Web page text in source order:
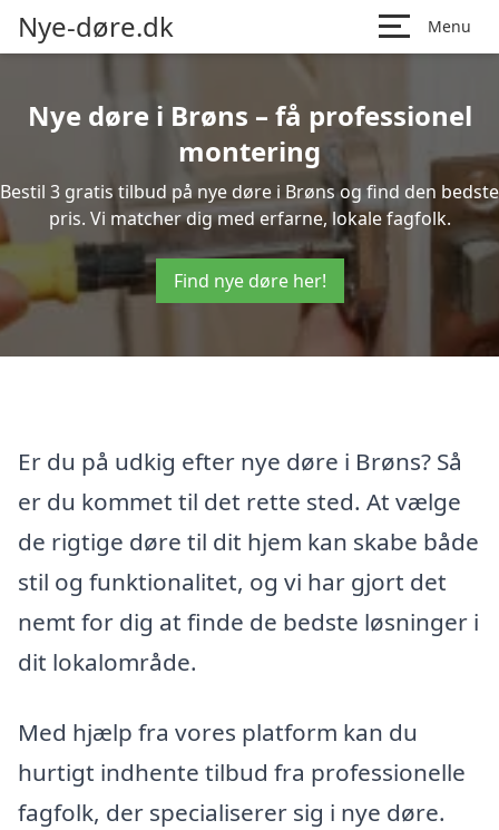
Nye-døre.dk Menu
Nye døre i Brøns – få professionel
montering
Bestil 3 gratis tilbud på nye døre i Brøns og find den bedste
pris. Vi matcher dig med erfarne, lokale fagfolk.
Find nye døre her!
Er du på udkig efter nye døre i Brøns? Så
er du kommet til det rette sted. At vælge
de rigtige døre til dit hjem kan skabe både
stil og funktionalitet, og vi har gjort det
nemt for dig at finde de bedste løsninger i
dit lokalområde.
Med hjælp fra vores platform kan du
hurtigt indhente tilbud fra professionelle
fagfolk, der specialiserer sig i nye døre.